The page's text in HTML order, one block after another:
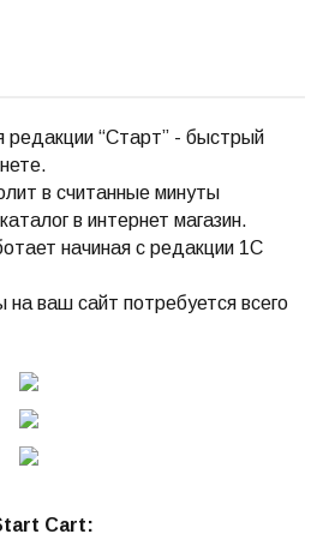
“Старт” - быстрый
в считанные минуты
в интернет магазин.
начиная с редакции 1С
на ваш сайт потребуется всего
Сart: